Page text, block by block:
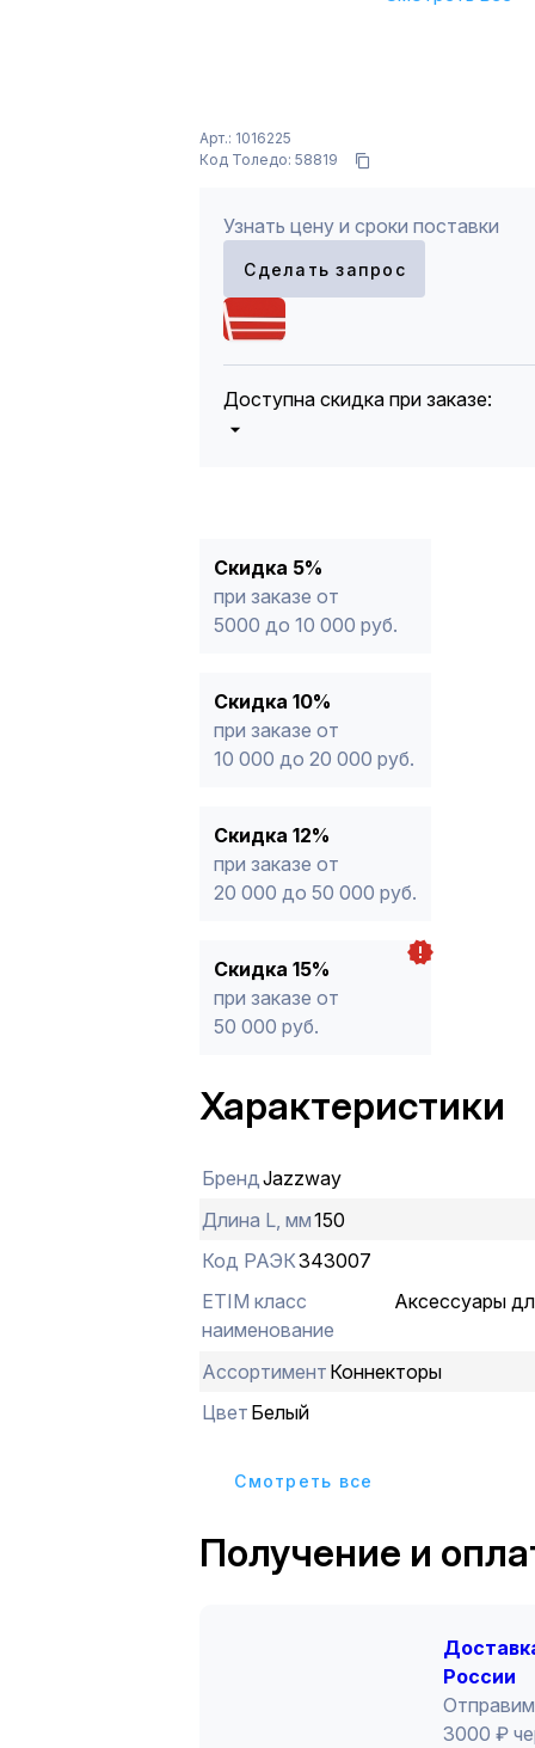
Арт.: 1016225
Код Толедо: 58819
Узнать цену и сроки поставки
Сделать запрос
Доступна скидка при заказе:
* -Для заказов, состоящих
продукции, максимальная скидка
Скидка 5%
при заказе от
5000 до 10 000 руб.
Скидка 10%
при заказе от
10 000 до 20 000 руб.
Скидка 12%
при заказе от
20 000 до 50 000 руб.
Скидка 15%
при заказе от
50 000 руб.
Характеристики
БрендJazzway
Длина L, мм150
Код РАЭК343007
ETIM класс
наименование
Аксессуары
Ассортимент Коннекторы
Цвет Белый
Cмотреть все
Получение и
России
3000 ₽